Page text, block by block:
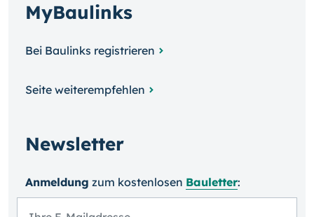
MyBaulinks
Bei Baulinks registrieren
Seite weiterempfehlen
Newsletter
Anmeldung zum kosten­losen Bauletter: